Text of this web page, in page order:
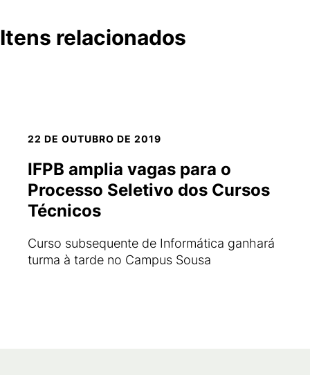
Itens relacionados
22 DE OUTUBRO DE 2019
IFPB amplia vagas para o
Processo Seletivo dos Cursos
Técnicos
Curso subsequente de Informática ganhará
turma à tarde no Campus Sousa